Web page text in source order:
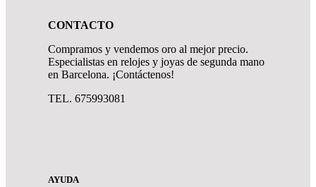
CONTACTO
Compramos y vendemos oro al mejor precio.
Especialistas en relojes y joyas de segunda mano
en Barcelona. ¡Contáctenos!
TEL. 675993081
AYUDA